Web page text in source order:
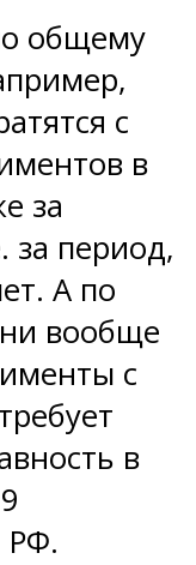
общему
с
в
за
за период,
А по
вообще
с
в
РФ.